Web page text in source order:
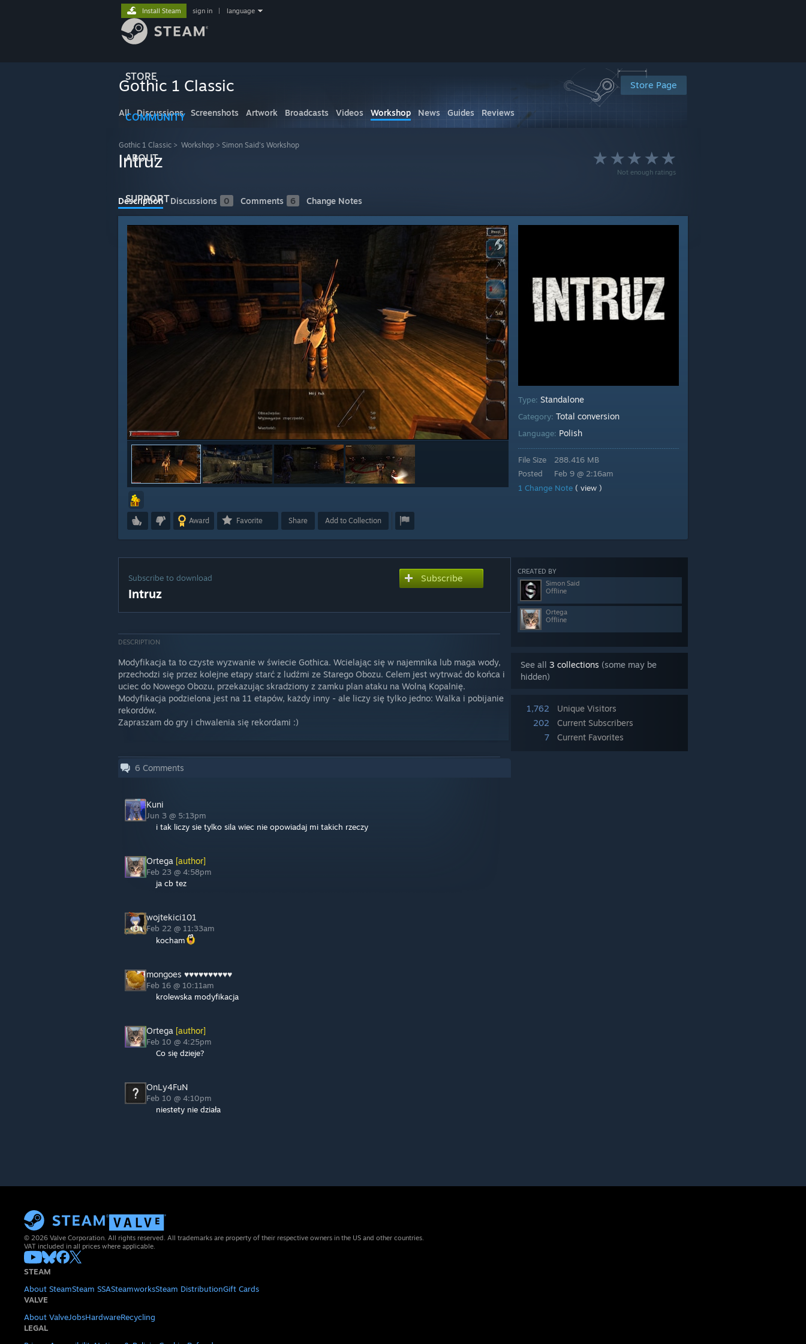
STORE
COMMUNITY
ABOUT
SUPPORT
Install Steam sign in language
Store Page
Gothic 1 Classic
All Discussions Screenshots Artwork Broadcasts Videos Workshop News Guides Reviews
Gothic 1 Classic > Workshop > Simon Said's Workshop
Not enough ratings
Intruz
Description Discussions 0 Comments 6 Change Notes
Award Favorite Share Add to Collection
Type: Standalone
Category: Total conversion
Language: Polish
File Size
Posted
288.416 MB
Feb 9 @ 2:16am
1 Change Note ( view )
CREATED BY
Simon Said
Offline
Ortega
Offline
See all 3 collections (some may be
hidden)
1,762
Unique Visitors
202
Current Subscribers
7
Current Favorites
Subscribe to download
Intruz
Subscribe
DESCRIPTION
Modyfikacja ta to czyste wyzwanie w świecie Gothica. Wcielając się w najemnika lub maga wody,
przechodzi się przez kolejne etapy starć z ludźmi ze Starego Obozu. Celem jest wytrwać do końca i
uciec do Nowego Obozu, przekazując skradziony z zamku plan ataku na Wolną Kopalnię.
Modyfikacja podzielona jest na 11 etapów, każdy inny - ale liczy się tylko jedno: Walka i pobijanie
rekordów.
Zapraszam do gry i chwalenia się rekordami :)
6 Comments
Kuni
Jun 3 @ 5:13pm
i tak liczy sie tylko sila wiec nie opowiadaj mi takich rzeczy
Ortega [author]
Feb 23 @ 4:58pm
ja cb tez
wojtekici101
Feb 22 @ 11:33am
kocham
mongoes ♥♥♥♥♥♥♥♥♥♥
Feb 16 @ 10:11am
krolewska modyfikacja
Ortega [author]
Feb 10 @ 4:25pm
Co się dzieje?
OnLy4FuN
Feb 10 @ 4:10pm
niestety nie działa
© 2026 Valve Corporation. All rights reserved. All trademarks are property of their respective owners in the US and other countries.
VAT included in all prices where applicable.
STEAM
About SteamSteam SSASteamworksSteam DistributionGift Cards
VALVE
About ValveJobsHardwareRecycling
LEGAL